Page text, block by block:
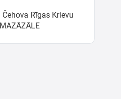
Rīgas Krievu